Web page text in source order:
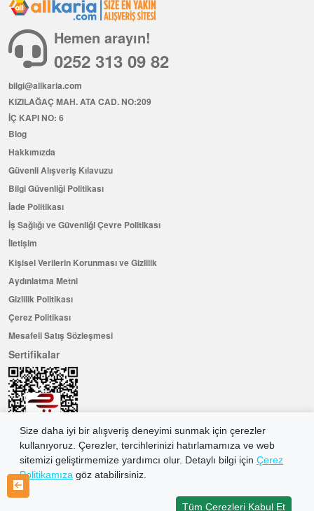
Size daha iyi bir alışveriş deneyimi sunmak için çerezler
kullanıyoruz. Çerezler, tercihlerinizi hatırlamamıza ve web
sitemizi geliştirmemize yardımcı olur. Detaylı bilgi için Çerez
Politikamıza göz atabilirsiniz.
Tüm Çerezleri Kabul Et
Hemen arayın!
0252 313 09 82
bilgi@allkaria.com
KIZILAĞAÇ MAH. ATA CAD. NO:209
İÇ KAPI NO: 6
Blog
Hakkımızda
Güvenli Alışveriş Kılavuzu
Bilgi Güvenliği Politikası
İade Politikası
İş Sağlığı ve Güvenliği Çevre Politikası
İletişim
Kişisel Verilerin Korunması ve Gizlilik
Aydınlatma Metni
Gizlilik Politikası
Çerez Politikası
Mesafeli Satış Sözleşmesi
Sertifikalar
Hemen Üye Olun ...ve 100 ₺ değerinde indirim kuponu kazanın